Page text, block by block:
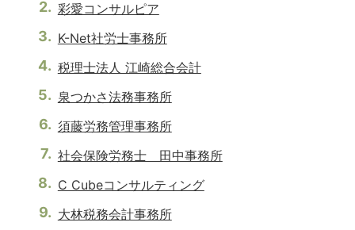
彩愛コンサルピア
K-Net社労士事務所
税理士法人 江崎総合会計
泉つかさ法務事務所
須藤労務管理事務所
社会保険労務士 田中事務所
C Cubeコンサルティング
大林税務会計事務所